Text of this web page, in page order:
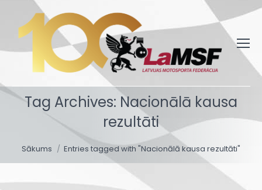
Tag Archives: Nacionālā kausa
rezultāti
Sākums Entries tagged with "Nacionālā kausa rezultāti"